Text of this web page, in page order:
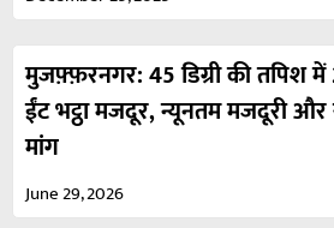
मुजफ़्फ़रनगर: 45 डिग्री की तपिश
ईंट भट्ठा मजदूर, न्यूनतम मजदूरी
मांग
June 29, 2026